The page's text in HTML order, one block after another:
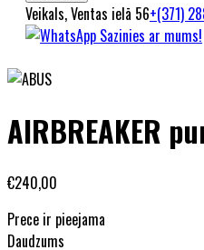
Veikals, Ventas ielā 56+(371)
Sazinies ar mums!
AIRBREAKER
€240,00
Prece ir pieejama
Daudzums